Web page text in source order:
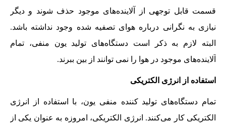
قسمت قابل توجهی از آلاینده‌های موجود حذف شوند و دیگر
نیازی به نگرانی درباره هوای تصفیه شده وجود نداشته باشد.
البته لازم به ذکر است دستگاه‌های تولید یون منفی، تمام
آلاینده‌های موجود در هوا را نمی توانند از بین ببرند.
استفاده از انرژی الکتریکی
تمام دستگاه‌های تولید کننده منفی یون، با استفاده از انرژی
الکتریکی کار می‌کنند. انرژی الکتریکی، امروزه به عنوان یکی از